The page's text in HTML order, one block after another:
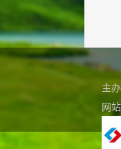
主
网